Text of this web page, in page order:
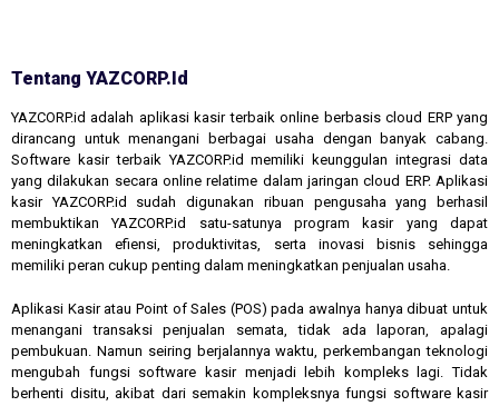
Tentang YAZCORP.id
YAZCORP.id adalah aplikasi kasir terbaik online berbasis cloud ERP yang
dirancang untuk menangani berbagai usaha dengan banyak cabang.
Software kasir terbaik YAZCORP.id memiliki keunggulan integrasi data
yang dilakukan secara online relatime dalam jaringan cloud ERP. Aplikasi
kasir YAZCORP.id sudah digunakan ribuan pengusaha yang berhasil
membuktikan YAZCORP.id satu-satunya program kasir yang dapat
meningkatkan efiensi, produktivitas, serta inovasi bisnis sehingga
memiliki peran cukup penting dalam meningkatkan penjualan usaha.
Aplikasi Kasir atau Point of Sales (POS) pada awalnya hanya dibuat untuk
menangani transaksi penjualan semata, tidak ada laporan, apalagi
pembukuan. Namun seiring berjalannya waktu, perkembangan teknologi
mengubah fungsi software kasir menjadi lebih kompleks lagi. Tidak
berhenti disitu, akibat dari semakin kompleksnya fungsi software kasir